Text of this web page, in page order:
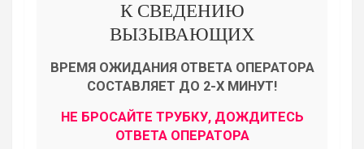
К СВЕДЕНИЮ
ВЫЗЫВАЮЩИХ
ВРЕМЯ ОЖИДАНИЯ ОТВЕТА ОПЕРАТОРА
СОСТАВЛЯЕТ ДО 2-Х МИНУТ!
НЕ БРОСАЙТЕ ТРУБКУ, ДОЖДИТЕСЬ
ОТВЕТА ОПЕРАТОРА